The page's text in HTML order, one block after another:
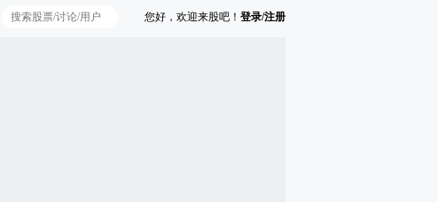
您好，欢迎来股吧！ 登录/注册